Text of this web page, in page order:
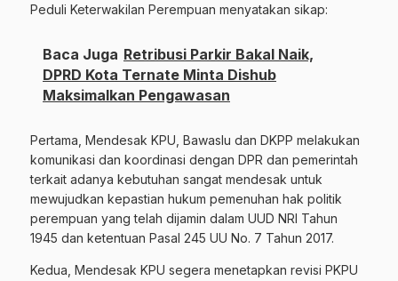
Peduli Keterwakilan Perempuan menyatakan sikap:
Baca Juga Retribusi Parkir Bakal Naik,
DPRD Kota Ternate Minta Dishub
Maksimalkan Pengawasan
Pertama, Mendesak KPU, Bawaslu dan DKPP melakukan
komunikasi dan koordinasi dengan DPR dan pemerintah
terkait adanya kebutuhan sangat mendesak untuk
mewujudkan kepastian hukum pemenuhan hak politik
perempuan yang telah dijamin dalam UUD NRI Tahun
1945 dan ketentuan Pasal 245 UU No. 7 Tahun 2017.
Kedua, Mendesak KPU segera menetapkan revisi PKPU